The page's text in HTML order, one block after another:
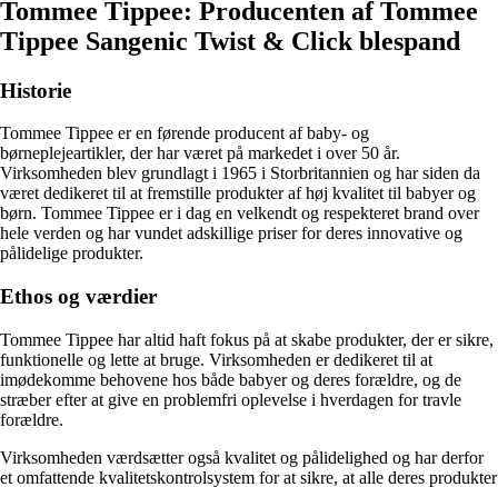
Tommee Tippee: Producenten af ​​Tommee
Tippee Sangenic Twist & Click blespand
Historie
Tommee Tippee er en førende producent af baby- og
børneplejeartikler, der har været på markedet i over 50 år.
Virksomheden blev grundlagt i 1965 i Storbritannien og har siden da
været dedikeret til at fremstille produkter af høj kvalitet til babyer og
børn. Tommee Tippee er i dag en velkendt og respekteret brand over
hele verden og har vundet adskillige priser for deres innovative og
pålidelige produkter.
Ethos og værdier
Tommee Tippee har altid haft fokus på at skabe produkter, der er sikre,
funktionelle og lette at bruge. Virksomheden er dedikeret til at
imødekomme behovene hos både babyer og deres forældre, og de
stræber efter at give en problemfri oplevelse i hverdagen for travle
forældre.
Virksomheden værdsætter også kvalitet og pålidelighed og har derfor
et omfattende kvalitetskontrolsystem for at sikre, at alle deres produkter